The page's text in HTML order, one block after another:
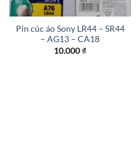
Pin cúc áo Sony LR44 – SR44
– AG13 – CA18
10.000₫